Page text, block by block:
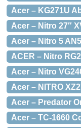
Acer – KG271U
Acer – Nitro 27″
Acer – Nitro 5
ACER – Nitro
Acer – Nitro
Acer – NITRO
Acer – Predator
Acer – TC-1660